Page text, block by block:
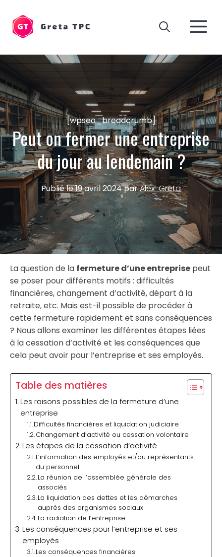
contenu
[wpseo_breadcrumb]
Peut on fermer une entreprise
du jour au lendemain ?
Publié le19 avril 2024parAlex-Greta
La question de la fermeture d’une entreprise peut
se poser pour différents motifs : difficultés
financières, changement d’activité, départ à la
retraite, etc. Mais est-il possible de procéder à
cette fermeture rapidement et sans conséquences
? Nous allons examiner les différentes étapes liées
à la cessation d’activité et les conséquences que
cela peut avoir pour l’entreprise et ses employés.
Table des matières
Les raisons possibles de la fermeture d’une
entreprise
Difficultés financières et liquidation judiciaire
Changement d’activité ou cessation volontaire
Les étapes de la cessation d’activité
L’information des employés et/ou représentants
du personnel
La réunion de l’assemblée générale des
associés
La liquidation des dettes et les démarches
auprès des organismes sociaux
La radiation de l’entreprise
Les conséquences pour l’entreprise et ses
employés
Les conséquences financières